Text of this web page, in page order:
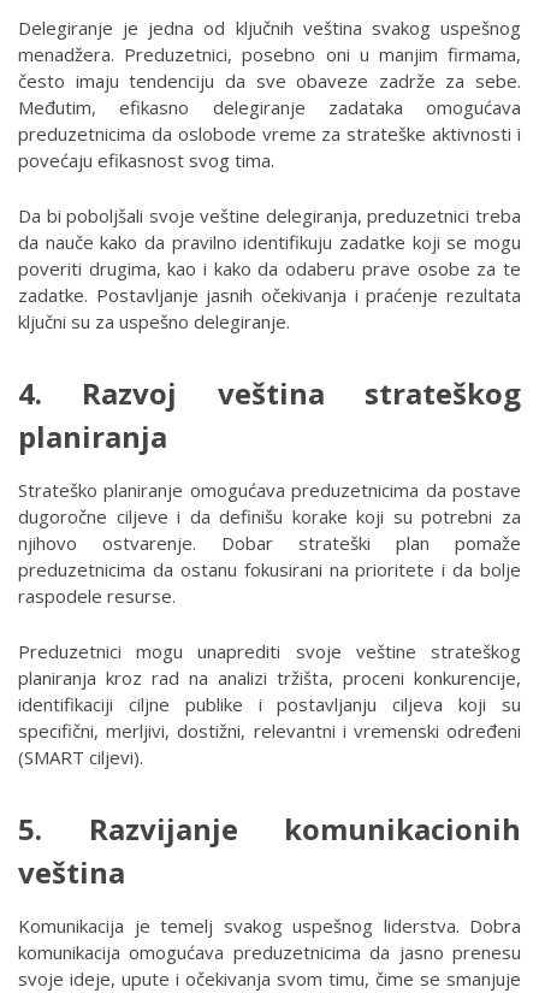
Delegiranje je jedna od ključnih veština svakog uspešnog
menadžera. Preduzetnici, posebno oni u manjim firmama,
često imaju tendenciju da sve obaveze zadrže za sebe.
Međutim, efikasno delegiranje zadataka omogućava
preduzetnicima da oslobode vreme za strateške aktivnosti i
povećaju efikasnost svog tima.
Da bi poboljšali svoje veštine delegiranja, preduzetnici treba
da nauče kako da pravilno identifikuju zadatke koji se mogu
poveriti drugima, kao i kako da odaberu prave osobe za te
zadatke. Postavljanje jasnih očekivanja i praćenje rezultata
ključni su za uspešno delegiranje.
4. Razvoj veština strateškog
planiranja
Strateško planiranje omogućava preduzetnicima da postave
dugoročne ciljeve i da definišu korake koji su potrebni za
njihovo ostvarenje. Dobar strateški plan pomaže
preduzetnicima da ostanu fokusirani na prioritete i da bolje
raspodele resurse.
Preduzetnici mogu unaprediti svoje veštine strateškog
planiranja kroz rad na analizi tržišta, proceni konkurencije,
identifikaciji ciljne publike i postavljanju ciljeva koji su
specifični, merljivi, dostižni, relevantni i vremenski određeni
(SMART ciljevi).
5. Razvijanje komunikacionih
veština
Komunikacija je temelj svakog uspešnog liderstva. Dobra
komunikacija omogućava preduzetnicima da jasno prenesu
svoje ideje, upute i očekivanja svom timu, čime se smanjuje